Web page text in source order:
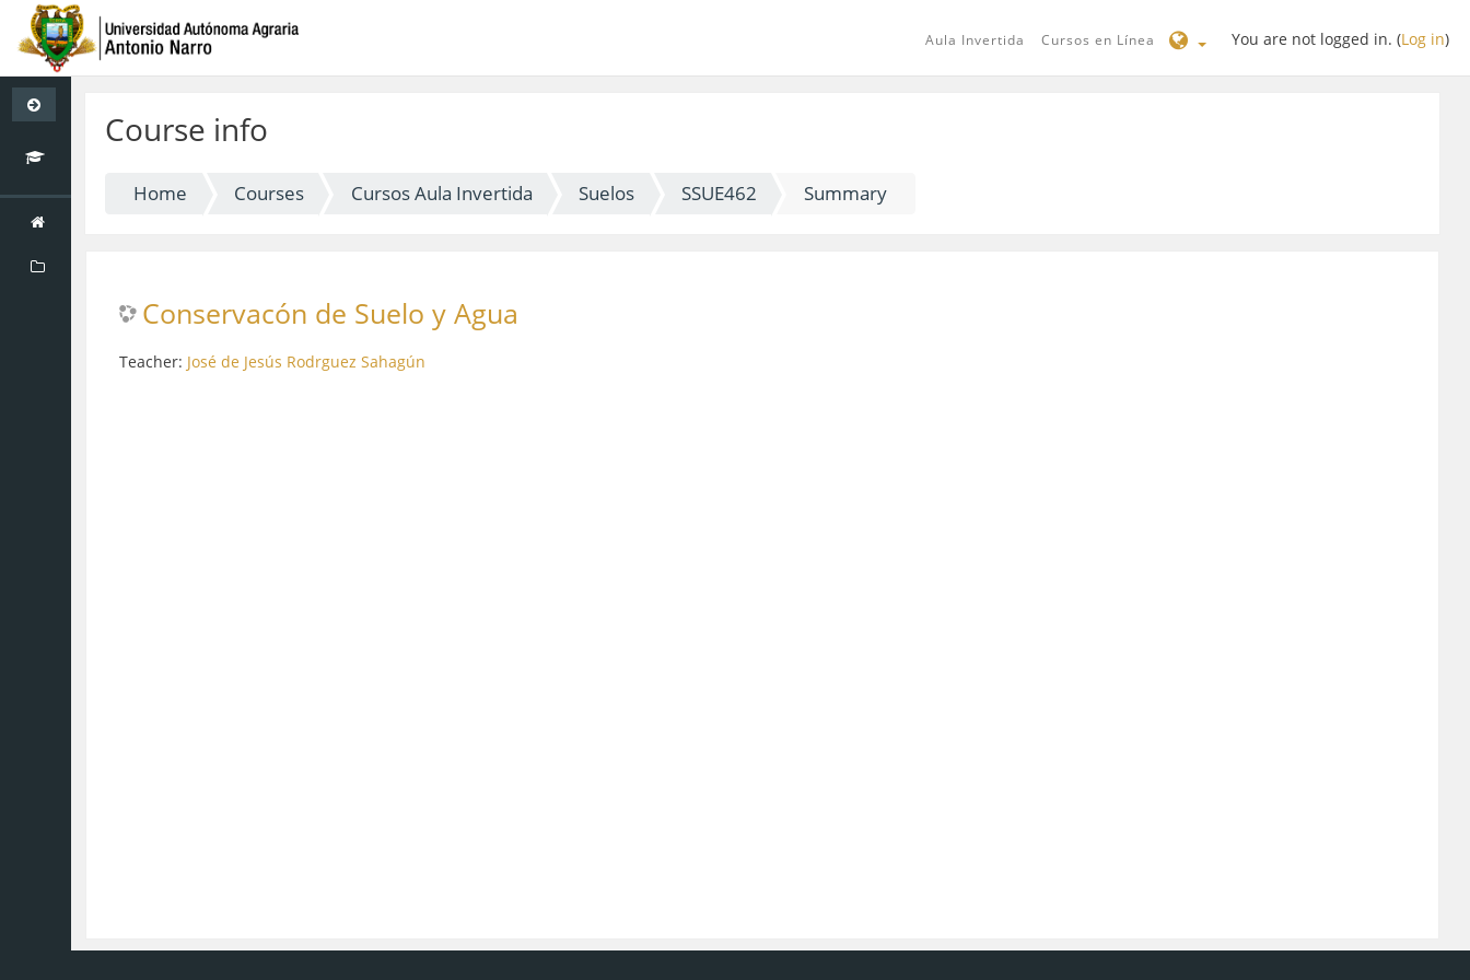
Skip
Aula Invertida Cursos en Línea You are not logged in. (Log in)
Course info
Home Courses Cursos Aula Invertida Suelos SSUE462 Summary
Conservacón de Suelo y Agua
Teacher: José de Jesús Rodrguez Sahagún